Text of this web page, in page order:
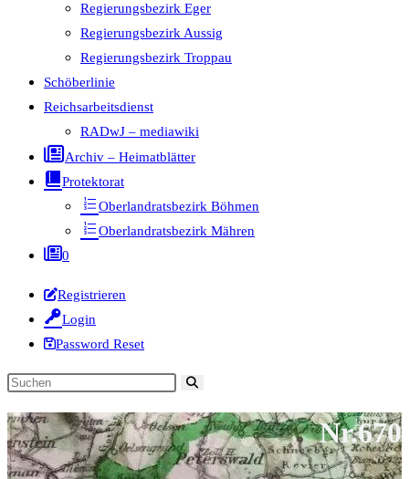
Regierungsbezirk Eger
Regierungsbezirk Aussig
Regierungsbezirk Troppau
Schöberlinie
Reichsarbeitsdienst
RADwJ – mediawiki
Archiv – Heimatblätter
Protektorat
Oberlandratsbezirk Böhmen
Oberlandratsbezirk Mähren
0
Registrieren
Login
Password Reset
Diese
durchsuchen
Nr.670